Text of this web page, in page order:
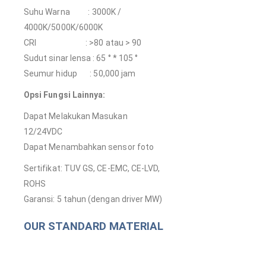
Suhu Warna : 3000K /
4000K/5000K/6000K
CRI : >80 atau > 90
Sudut sinar lensa : 65 ° * 105 °
Seumur hidup : 50,000 jam
Opsi Fungsi Lainnya:
Dapat Melakukan Masukan
12/24VDC
Dapat Menambahkan sensor foto
Sertifikat: TUV GS, CE-EMC, CE-LVD,
ROHS
Garansi: 5 tahun (dengan driver MW)
OUR STANDARD MATERIAL